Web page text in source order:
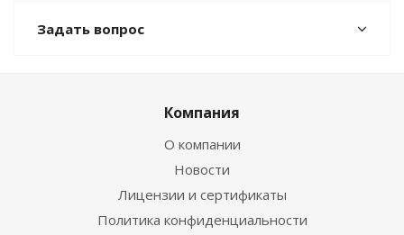
Задать вопрос
Компания
О компании
Новости
Лицензии и сертификаты
Политика конфиденциальности